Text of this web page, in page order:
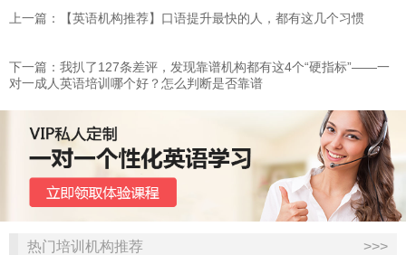
上一篇：【英语机构推荐】口语提升最快的人，都有这几个习惯
下一篇：​我扒了127条差评，发现靠谱机构都有这4个“硬指标”——一
对一成人英语培训哪个好？怎么判断是否靠谱
热门培训机构推荐 >>>